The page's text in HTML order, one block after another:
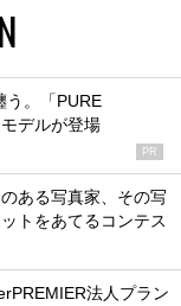
う。「PURE
デルが登場
PR
ある写真家、その写
トをあてるコンテス
法人プラン